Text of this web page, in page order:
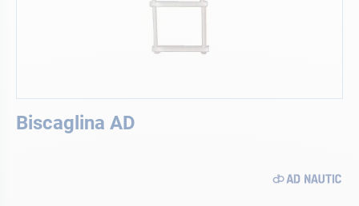
Biscaglina AD
all'inizio